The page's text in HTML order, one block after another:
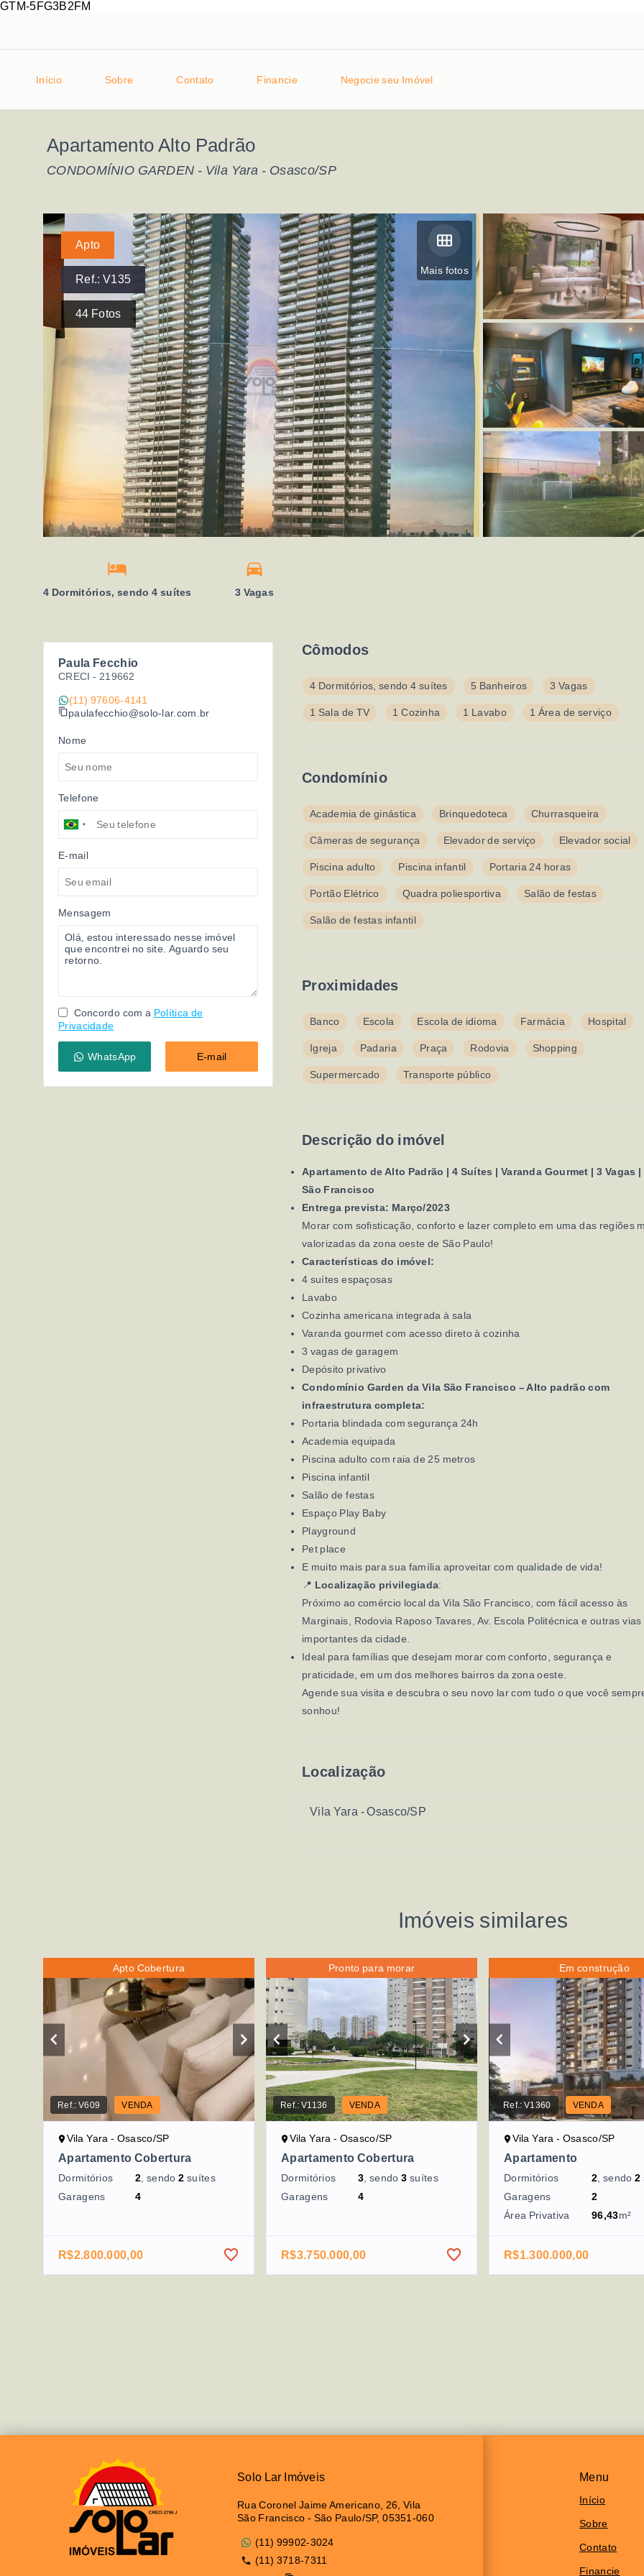
GTM-5FG3B2FM
Início Sobre Contato Financie Negocie seu Imóvel
Apartamento Alto Padrão
CONDOMÍNIO GARDEN - Vila Yara - Osasco/SP
Mais fotos
Apto
Ref.:V135
44 Fotos
4 Dormitórios, sendo 4 suítes 3 Vagas
Paula Fecchio
CRECI - 219662
(11) 97606-4141
paulafecchio@solo-lar.com.br
Nome
Telefone
E-mail
Mensagem
Concordo com a Política de
Privacidade
WhatsApp E-mail
Cômodos
4 Dormitórios, sendo 4 suítes 5 Banheiros 3 Vagas
1 Sala de TV 1 Cozinha 1 Lavabo 1 Área de serviço
Condomínio
Academia de ginástica Brinquedoteca Churrasqueira
Câmeras de segurança Elevador de serviço Elevador social
Piscina adulto Piscina infantil Portaria 24 horas
Portão Elétrico Quadra poliesportiva Salão de festas
Salão de festas infantil
Proximidades
Banco Escola Escola de idioma Farmácia Hospital
Igreja Padaria Praça Rodovia Shopping
Supermercado Transporte público
Descrição do imóvel
Apartamento de Alto Padrão | 4 Suítes | Varanda Gourmet | 3 Vagas |
São Francisco
Entrega prevista: Março/2023
Morar com sofisticação, conforto e lazer completo em uma das regiões
valorizadas da zona oeste de São Paulo!
Características do imóvel:
4 suítes espaçosas
Lavabo
Cozinha americana integrada à sala
Varanda gourmet com acesso direto à cozinha
3 vagas de garagem
Depósito privativo
Condomínio Garden da Vila São Francisco – Alto padrão com
infraestrutura completa:
Portaria blindada com segurança 24h
Academia equipada
Piscina adulto com raia de 25 metros
Piscina infantil
Salão de festas
Espaço Play Baby
Playground
Pet place
E muito mais para sua família aproveitar com qualidade de vida!
📍 Localização privilegiada:
Próximo ao comércio local da Vila São Francisco, com fácil acesso às
Marginais, Rodovia Raposo Tavares, Av. Escola Politécnica e outras vias
importantes da cidade.
Ideal para famílias que desejam morar com conforto, segurança e
praticidade, em um dos melhores bairros da zona oeste.
Agende sua visita e descubra o seu novo lar com tudo o que você
sonhou!
Localização
Vila Yara - Osasco/SP
Imóveis similares
Apto Cobertura
Ref.:V609 VENDA
Vila Yara - Osasco/SP
Apartamento Cobertura
Dormitórios 2, sendo2 suítes
Garagens
4
R$2.800.000,00
Pronto para morar
Ref.:V1136 VENDA
Vila Yara - Osasco/SP
Apartamento Cobertura
Dormitórios 3, sendo3 suítes
Garagens
4
R$3.750.000,00
Em construção
Ref.:V1360 VENDA
Vila Yara - Osasco/SP
Apartamento
Dormitórios 2, sendo2
Garagens
2
Área Privativa
96,43m²
R$1.300.000,00
Menu
Início
Sobre
Contato
Financie
Solo Lar Imóveis
Rua Coronel Jaime Americano, 26, Vila
São Francisco - São Paulo/SP, 05351-060
(11) 99902-3024
(11) 3718-7311